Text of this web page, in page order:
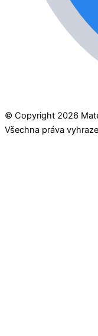
© Copyright 2026
Všechna práva